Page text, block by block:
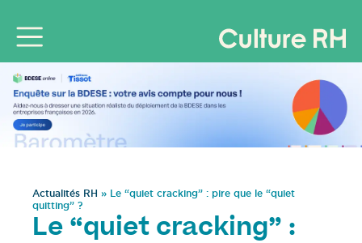
Actualités RH » Le “quiet cracking” : pire que le “quiet
quitting” ?
Le “quiet cracking” :